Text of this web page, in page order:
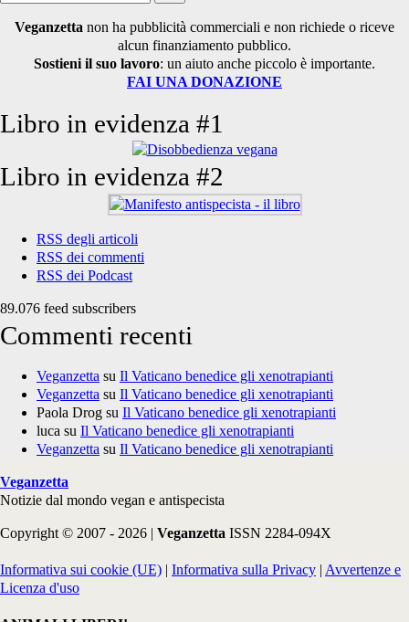
Veganzetta non ha pubblicità commerciali e non richiede o riceve
alcun finanziamento pubblico.
Sostieni il suo lavoro: un aiuto anche piccolo è importante.
FAI UNA DONAZIONE
Libro in evidenza #1
Libro in evidenza #2
RSS degli articoli
RSS dei commenti
RSS dei Podcast
89.076 feed subscribers
Commenti recenti
Veganzetta su Il Vaticano benedice gli xenotrapianti
Veganzetta su Il Vaticano benedice gli xenotrapianti
Paola Drog su Il Vaticano benedice gli xenotrapianti
luca su Il Vaticano benedice gli xenotrapianti
Veganzetta su Il Vaticano benedice gli xenotrapianti
Veganzetta
Notizie dal mondo vegan e antispecista
Copyright © 2007 - 2026 | Veganzetta ISSN 2284-094X
Informativa sui cookie (UE) | Informativa sulla Privacy | Avvertenze e
Licenza d'uso